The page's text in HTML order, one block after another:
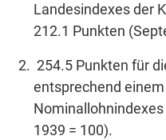
Landesindexes der
212.1 Punkten
254.5 Punkten für
entsprechend
1939 = 100).